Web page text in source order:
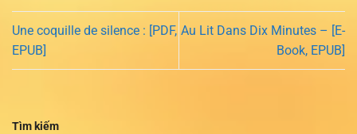
Une coquille de silence : [PDF,
EPUB]
Au Lit Dans Dix Minutes – [E-
Book, EPUB]
Tìm kiếm